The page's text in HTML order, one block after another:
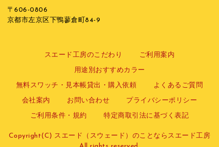
〒606-0806
京都市左京区下鴨蓼倉町84-9
スエード工房のこだわり ご利用案内
用途別おすすめカラー
無料スワッチ・見本帳貸出・購入依頼 よくあるご質問
会社案内 お問い合わせ プライバシーポリシー
ご利用条件・規約 特定商取引法に基づく表記
Copyright(C) スエード（スウェード）のことならスエード工房